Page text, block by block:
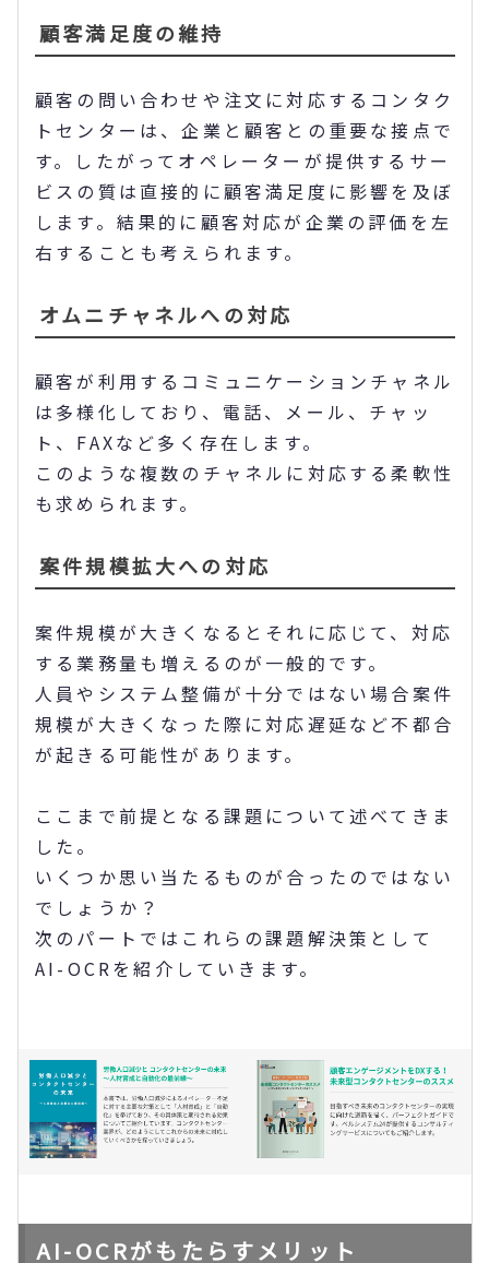
顧客満足度の維持
顧客の問い合わせや注文に対応するコンタク
トセンターは、企業と顧客との重要な接点で
す。したがってオペレーターが提供するサー
ビスの質は直接的に顧客満足度に影響を及ぼ
します。結果的に顧客対応が企業の評価を左
右することも考えられます。
オムニチャネルへの対応
顧客が利用するコミュニケーションチャネル
は多様化しており、電話、メール、チャッ
ト、FAXなど多く存在します。
このような複数のチャネルに対応する柔軟性
も求められます。
案件規模拡大への対応
案件規模が大きくなるとそれに応じて、対応
する業務量も増えるのが一般的です。
人員やシステム整備が十分ではない場合案件
規模が大きくなった際に対応遅延など不都合
が起きる可能性があります。
ここまで前提となる課題について述べてきま
した。
いくつか思い当たるものが合ったのではない
でしょうか？
次のパートではこれらの課題解決策として
AI-OCRを紹介していきます。
AI-OCRがもたらすメリット